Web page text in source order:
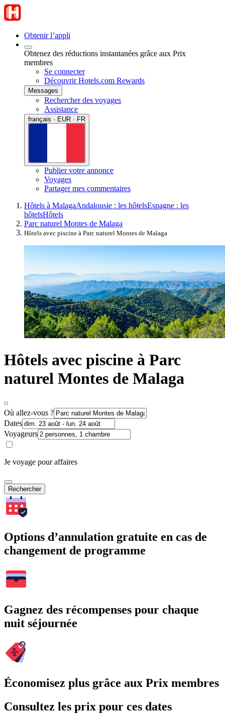
Obtenir l’appli
Obtenez des réductions instantanées grâce aux Prix
membres
Se connecter
Découvrir Hotels.com Rewards
Messages
Rechercher des voyages
Assistance
français · EUR · FR
Publier votre annonce
Voyages
Partager mes commentaires
Hôtels à MalagaAndalousie : les hôtelsEspagne : les
hôtelsHôtels
Parc naturel Montes de Malaga
Hôtels avec piscine à Parc naturel Montes de Malaga
Hôtels avec piscine à Parc
naturel Montes de Malaga
Où allez-vous ?
Dates
Voyageurs
Je voyage pour affaires
Rechercher
Options d’annulation gratuite en cas de
changement de programme
Gagnez des récompenses pour chaque
nuit séjournée
Économisez plus grâce aux Prix membres
Consultez les prix pour ces dates